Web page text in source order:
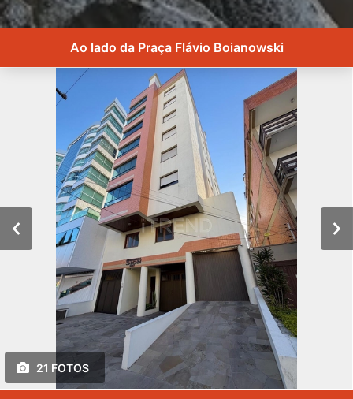
Ao lado da Praça Flávio Boianowski
21 FOTOS